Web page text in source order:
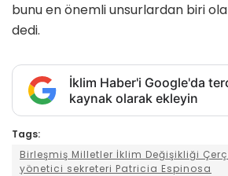
bunu en önemli unsurlardan biri
dedi.
İklim Haber'i Google'da
kaynak olarak ekleyin
Tags:
Birleşmiş Milletler İklim Değişikliği
yönetici sekreteri Patricia Espinosa